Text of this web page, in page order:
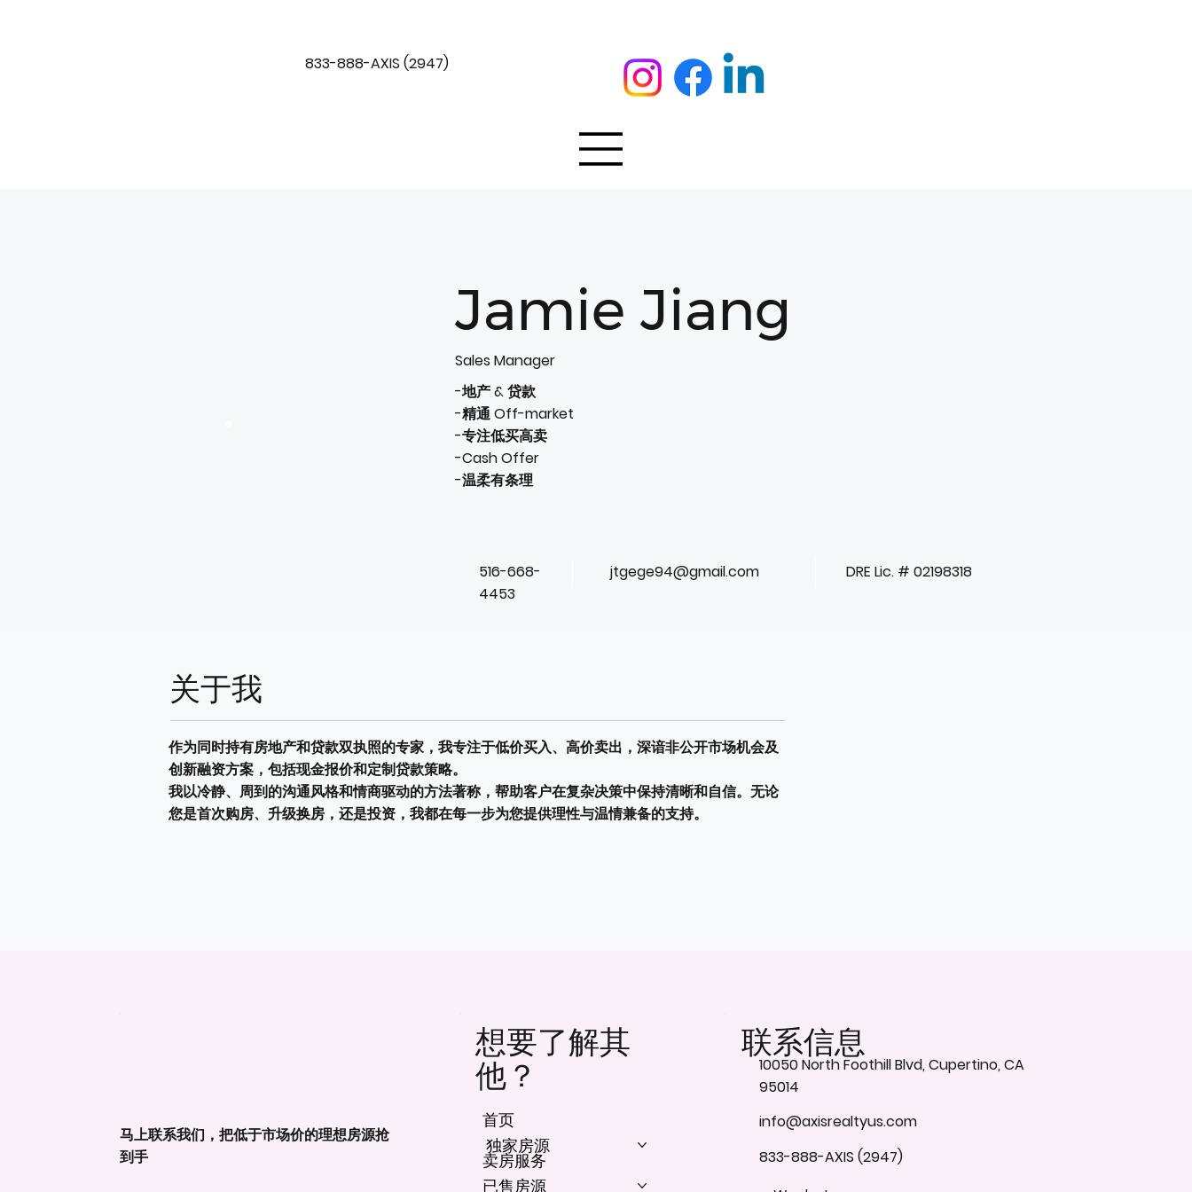
833-888-AXIS (2947)
Jamie Jiang
Sales Manager
-地产 & 贷款
-精通 Off-market
-专注低买高卖
-Cash Offer
-温柔有条理
516-668-
4453
jtgege94@gmail.com DRE Lic. # 02198318
关于我
作为同时持有房地产和贷款双执照的专家，我专注于低价买入、高价卖出，深谙非公开市场机会及
创新融资方案，包括现金报价和定制贷款策略。
我以冷静、周到的沟通风格和情商驱动的方法著称，帮助客户在复杂决策中保持清晰和自信。无论
您是首次购房、升级换房，还是投资，我都在每一步为您提供理性与温情兼备的支持。
马上联系我们，把低于市场价的理想房源抢
到手
想要了解其
他？
首页
独家房源
卖房服务
已售房源
联系信息
10050 North Foothill Blvd, Cupertino, CA
95014
info@axisrealtyus.com
833-888-AXIS (2947)